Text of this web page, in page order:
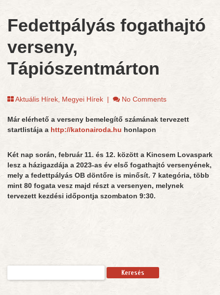
Fedettpályás fogathajtó
verseny,
Tápiószentmárton
Aktuális Hírek Megyei Hírek | No Comments
Már elérhető a verseny bemelegítő számának tervezett
startlistája a http://katonairoda.hu honlapon
Két nap során, február 11. és 12. között a Kincsem Lovaspark
lesz a házigazdája a 2023-as év első fogathajtó versenyének,
mely a fedettpályás OB döntőre is minősít. 7 kategória, több
mint 80 fogata vesz majd részt a versenyen, melynek
tervezett kezdési időpontja szombaton 9:30.